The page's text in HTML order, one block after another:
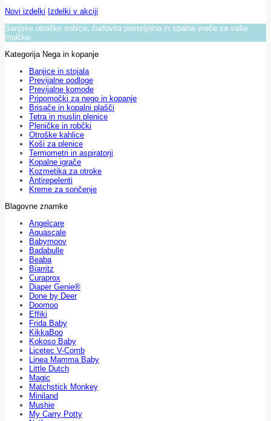
Novi izdelki Izdelki v akciji
Sanjske otroške sobice, čudovita posteljnina in spalne vreče za vaše
malčke.
Kategorija Nega in kopanje
Banjice in stojala
Previjalne podloge
Previjalne komode
Pripomočki za nego in kopanje
Brisače in kopalni plašči
Tetra in muslin plenice
Pleničke in robčki
Otroške kahlice
Koši za plenice
Termometri in aspiratorji
Kopalne igrače
Kozmetika za otroke
Antirepelenti
Kreme za sončenje
Blagovne znamke
Angelcare
Aquascale
Babymoov
Badabulle
Beaba
Biarritz
Curaprox
Diaper Genie®
Done by Deer
Doomoo
Effiki
Frida Baby
KikkaBoo
Kokoso Baby
Licetec V-Comb
Linea Mamma Baby
Little Dutch
Magic
Matchstick Monkey
Miniland
Mushie
My Carry Potty